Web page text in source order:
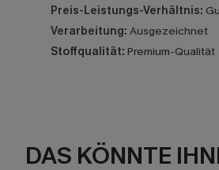
Preis-Leistungs-Verhältnis:
Verarbeitung: Ausgezeichnet
Stoffqualität: Premium-Qualität
DAS KÖNNTE